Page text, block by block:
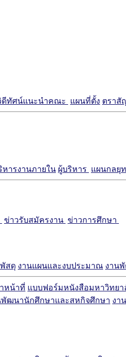
ดีทัศน์แนะนำคณะ แผนที่ตั้ง ตรา
หารงานภายใน ผู้บริหาร แผนกลยุ
ข่าวรับสมัครงาน ข่าวการศึกษา
สดุ งานแผนและงบประมาณ งาน
หน้าที่ แบบฟอร์มหนังสือมหาวิทย
พัฒนานักศึกษาและสหกิจศึกษา งา